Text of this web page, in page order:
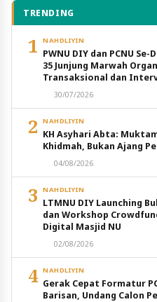
TRENDING
1 NAHDLIYIN
PWNU DIY dan PCNU
35 Junjung Marwah
Transaksional dan
30/07/2026
2 NAHDLIYIN
KH Asyhari Abta:
Khidmah, Bukan Ajang
04/08/2026
3 NAHDLIYIN
LTMNU DIY Launching
dan Workshop
Digital Masjid NU
02/08/2026
4 NAHDLIYIN
Gerak Cepat Formatur
Barisan, Undang Calon